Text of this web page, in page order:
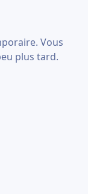
Vous
plus tard.